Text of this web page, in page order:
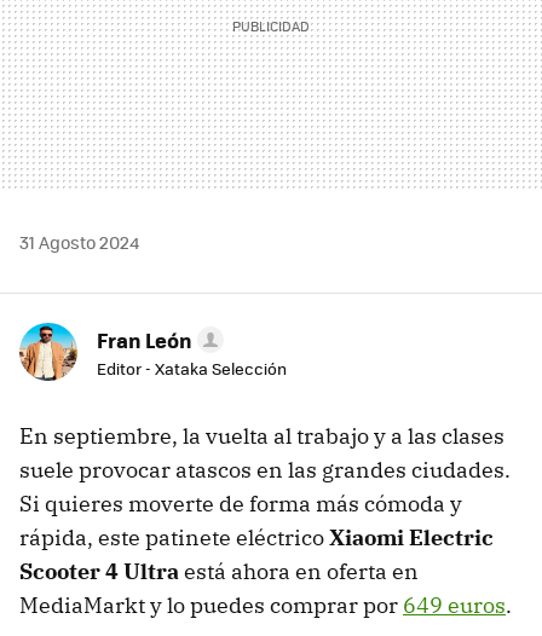
31 Agosto 2024
Fran León
Editor - Xataka Selección
En septiembre, la vuelta al trabajo y a las clases
suele provocar atascos en las grandes ciudades.
Si quieres moverte de forma más cómoda y
rápida, este patinete eléctricoXiaomi Electric
Scooter 4 Ultraestá ahora en oferta en
MediaMarkt y lo puedes comprar por 649 euros.